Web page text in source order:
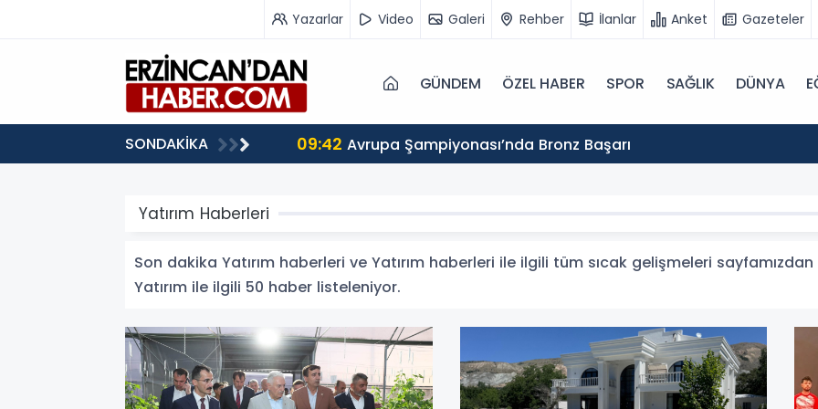
Yazarlar Video Galeri Rehber İlanlar Anket Gazeteler
GÜNDEM ÖZEL HABER SPOR SAĞLIK DÜNYA
SONDAKİKA 09:42 Avrupa Şampiyonası’nda Bronz Başarı
Yatırım Haberleri
Son dakika Yatırım haberleri ve Yatırım haberleri ile ilgili tüm sıcak gelişmeleri
Yatırım ile ilgili 50 haber listeleniyor.